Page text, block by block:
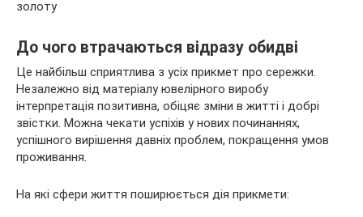
До чого втрачаються відразу обидві
Це найбільш сприятлива з усіх прикмет про сережки.
Незалежно від матеріалу ювелірного виробу
інтерпретація позитивна, обіцяє зміни в житті і добрі
звістки. Можна чекати успіхів у нових починаннях,
успішного вирішення давніх проблем, покращення умов
проживання.
На які сфери життя поширюється дія прикмети: